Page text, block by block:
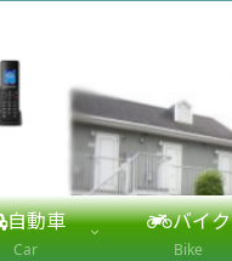
自動車
Car
バイク
Bike